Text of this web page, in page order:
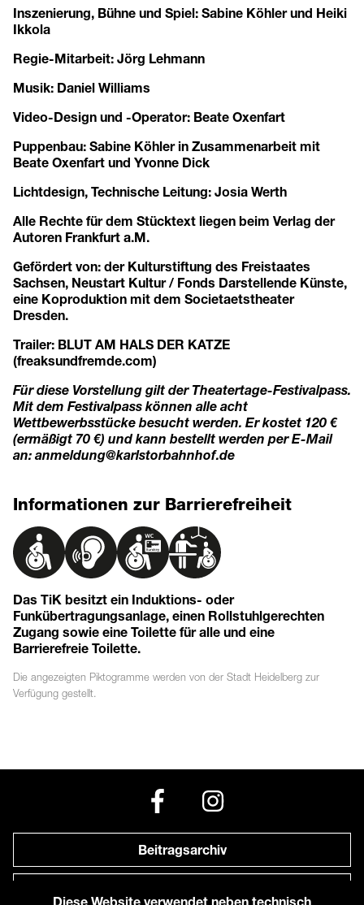
Inszenierung, Bühne und Spiel: Sabine Köhler und Heiki
Ikkola
Regie-Mitarbeit: Jörg Lehmann
Musik: Daniel Williams
Video-Design und -Operator: Beate Oxenfart
Puppenbau: Sabine Köhler in Zusammenarbeit mit
Beate Oxenfart und Yvonne Dick
Lichtdesign, Technische Leitung: Josia Werth
Alle Rechte für dem Stücktext liegen beim Verlag der
Autoren Frankfurt a.M.
Gefördert von: der Kulturstiftung des Freistaates
Sachsen, Neustart Kultur / Fonds Darstellende Künste,
eine Koproduktion mit dem Societaetstheater
Dresden.
Trailer: BLUT AM HALS DER KATZE
(freaksundfremde.com)
Für diese Vorstellung gilt der Theatertage-Festivalpass.
Mit dem Festivalpass können alle acht
Wettbewerbsstücke besucht werden. Er kostet 120 €
(ermäßigt 70 €) und kann bestellt werden per E-Mail
an: anmeldung@karlstorbahnhof.de
Informationen zur Barrierefreiheit
Das TiK besitzt ein Induktions- oder
Funkübertragungsanlage, einen Rollstuhlgerechten
Zugang sowie eine Toilette für alle und eine
Barrierefreie Toilette.
Die angezeigten Piktogramme werden von der Stadt Heidelberg zur
Verfügung gestellt.
Beitragsarchiv
Diese Website verwendet neben technisch